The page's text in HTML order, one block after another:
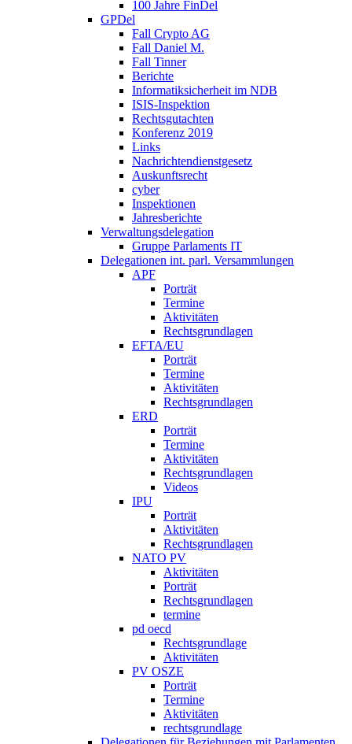
100 Jahre FinDel
GPDel
Fall Crypto AG
Fall Daniel M.
Fall Tinner
Berichte
Informatiksicherheit ­im NDB
ISIS-Inspektion
Rechtsgutachten
Konferenz 2019
Links
Nachrichtendienstgesetz
Auskunftsrecht
cyber
Inspektionen
Jahresberichte
Verwaltungsdelegation
Gruppe Parlaments IT
Delegationen int. parl. Versammlungen
APF
Porträt
Termine
Aktivitäten
Rechtsgrundlagen
EFTA/EU
Porträt
Termine
Aktivitäten
Rechtsgrundlagen
ERD
Porträt
Termine
Aktivitäten
Rechtsgrundlagen
Videos
IPU
Porträt
Aktivitäten
Rechtsgrundlagen
NATO PV
Aktivitäten
Porträt
Rechtsgrundlagen
termine
pd oecd
Rechtsgrundlage
Aktivitäten
PV OSZE
Porträt
Termine
Aktivitäten
rechtsgrundlage